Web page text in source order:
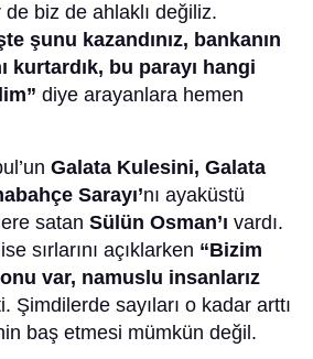
biz de ahlaklı değiliz.
şunu kazandınız, bankanın
kurtardık, bu parayı hangi
diye arayanlara hemen
Galata Kulesini, Galata
Sarayı’nı ayaküstü
satan Sülün Osman’ı vardı.
sırlarını açıklarken “Bizim
var, namuslu insanlarız
Şimdilerde sayıları o kadar arttı
baş etmesi mümkün değil.